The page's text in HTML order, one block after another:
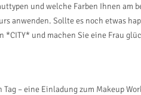
und welche Farben Ihnen
anwenden. Sollte es noch etwas
*CITY* und machen Sie eine Frau
– eine Einladung zum Makeup